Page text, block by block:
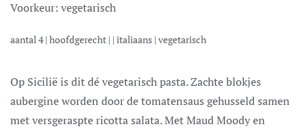
Voorkeur: vegetarisch
aantal 4| hoofdgerecht | | italiaans | vegetarisch
Op Sicilië is dit dé vegetarisch pasta. Zachte blokjes
aubergine worden door de tomatensaus gehusseld samen
met versgeraspte ricotta salata. Met Maud Moody en